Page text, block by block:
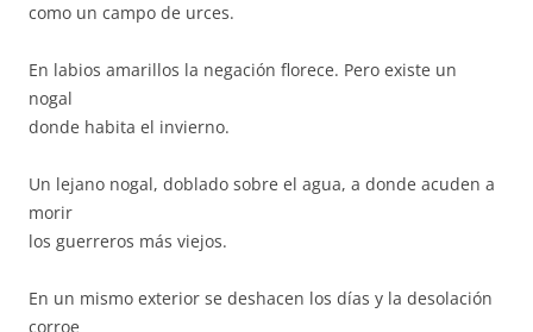
como un campo de urces.
En labios amarillos la negación florece. Pero existe un
nogal
donde habita el invierno.
Un lejano nogal, doblado sobre el agua, a donde acuden a
morir
los guerreros más viejos.
En un mismo exterior se deshacen los días y la desolación
corroe